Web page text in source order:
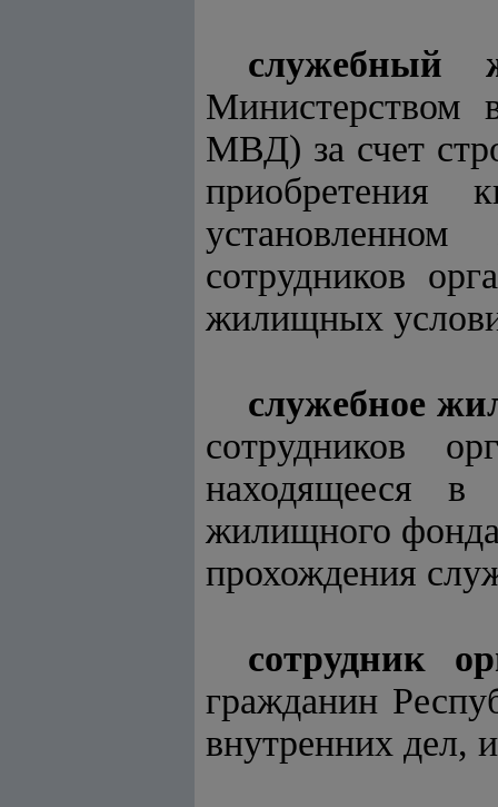
служебный
Министерством
МВД) за счет
установленном
сотрудников
жилищных
служебное
сотрудников
находящееся
жилищного
прохождения
сотрудник
гражданин
внутренних дел,